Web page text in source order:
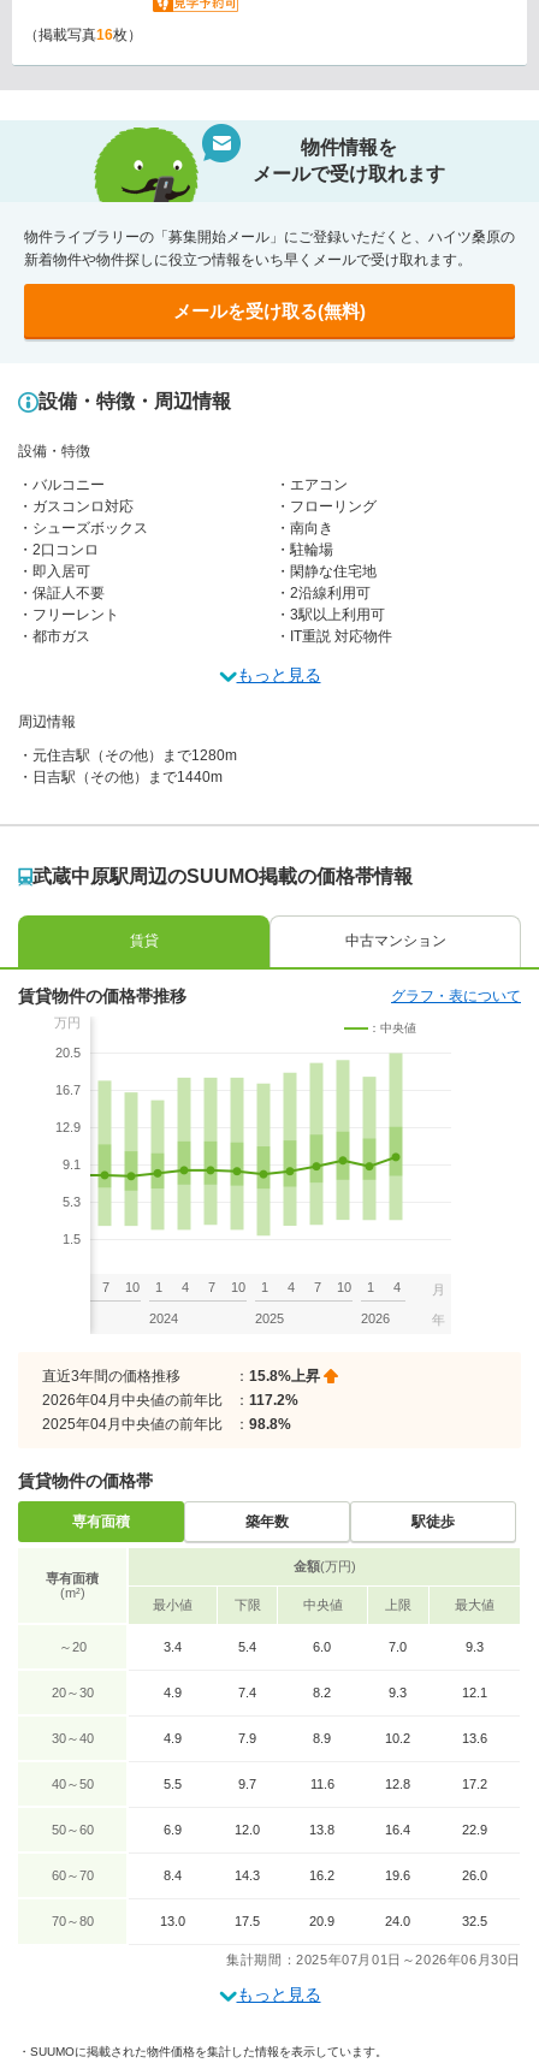
（掲載写真16枚）
物件情報を
メールで受け取れます
物件ライブラリーの「募集開始メール」にご登録いただくと、ハイツ桑原の
新着物件や物件探しに役立つ情報をいち早くメールで受け取れます。
メールを受け取る(無料)
設備・特徴・周辺情報
設備・特徴
バルコニー
エアコン
ガスコンロ対応
フローリング
シューズボックス
南向き
2口コンロ
駐輪場
即入居可
閑静な住宅地
保証人不要
2沿線利用可
フリーレント
3駅以上利用可
都市ガス
IT重説 対応物件
もっと見る
周辺情報
元住吉駅（その他）まで1280m
日吉駅（その他）まで1440m
武蔵中原駅周辺のSUUMO掲載の価格帯情報
賃貸 中古マンション
賃貸物件の価格帯推移 グラフ・表について
万円
20.5
16.7
12.9
9.1
5.3
1.5
：中央値
7 10 1 4 7 10
2024
1 4 7 10
2025
1 4
2026
月
年
直近3年間の価格推移 ： 15.8%上昇
2026年04月中央値の前年比
： 117.2%
2025年04月中央値の前年比
： 98.8%
賃貸物件の価格帯
専有面積 築年数 駅徒歩
専有面積
(m²)
金額(万円)
最小値 下限 中央値 上限 最大値
～20 3.4 5.4 6.0 7.0 9.3
20～30 4.9 7.4 8.2 9.3 12.1
30～40 4.9 7.9 8.9 10.2 13.6
40～50 5.5 9.7 11.6 12.8 17.2
50～60 6.9 12.0 13.8 16.4 22.9
60～70 8.4 14.3 16.2 19.6 26.0
70～80 13.0 17.5 20.9 24.0 32.5
集計期間：2025年07月01日～2026年06月30日
もっと見る
SUUMOに掲載された物件価格を集計した情報を表示しています。